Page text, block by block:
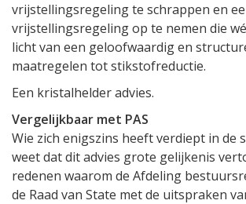
vrijstellingsregeling te schrappen en
vrijstellingsregeling op te nemen die
licht van een geloofwaardig en
maatregelen tot stikstofreductie.
Een kristalhelder advies.
Vergelijkbaar met PAS
Wie zich enigszins heeft verdiept in de
weet dat dit advies grote gelijkenis
redenen waarom de Afdeling
de Raad van State met de uitspraken